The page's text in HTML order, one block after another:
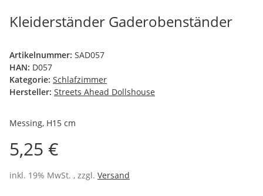
Kleiderständer Gaderobenständer
Artikelnummer: SAD057
HAN: D057
Kategorie: Schlafzimmer
Hersteller: Streets Ahead Dollshouse
Messing, H15 cm
5,25 €
inkl. 19% MwSt. , zzgl. Versand